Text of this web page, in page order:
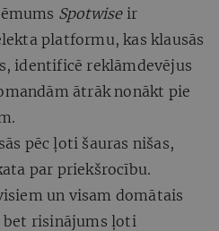
Spotwiseir
platformu, kas klausās
identificē reklāmdevējus
ātrāk nonākt pie
pēc ļoti šauras nišas,
par priekšrocību.
un visam domātais
risinājums ļoti